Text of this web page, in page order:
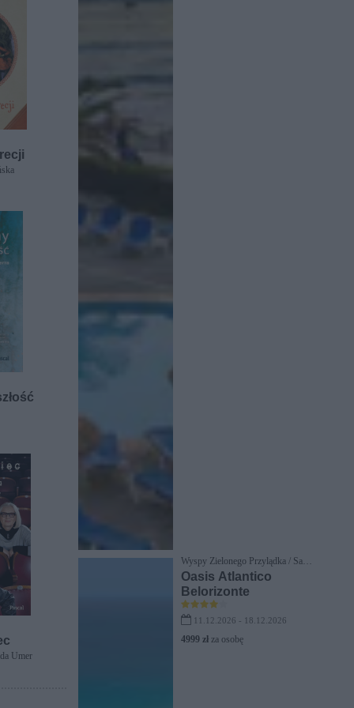
Umer
Wyspy Zielonego Przylądka / Santa
Maria
Oasis Atlantico
Belorizonte
11.12.2026 - 18.12.2026
4999 zł za osobę